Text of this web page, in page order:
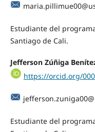
Estudiante del
Santiago de Cali.
Jefferson Zúñiga
https://orcid.org/
Estudiante del